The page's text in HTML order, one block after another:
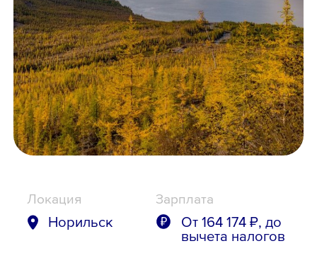
Школьникам
Локации
8 800 700-19-43
Локация
Норильск
Зарплата
От 164 174 ₽, до
вычета налогов